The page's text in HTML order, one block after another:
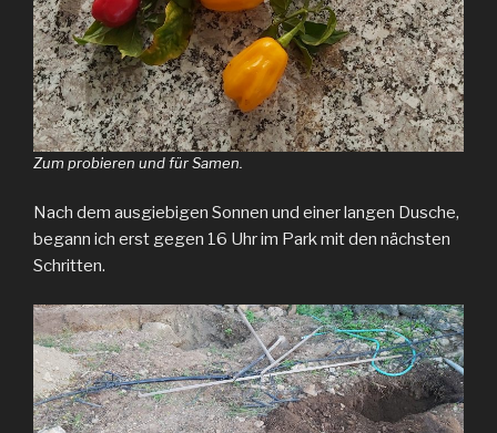
Zum probieren und für Samen.
Nach dem ausgiebigen Sonnen und einer langen Dusche,
begann ich erst gegen 16 Uhr im Park mit den nächsten
Schritten.